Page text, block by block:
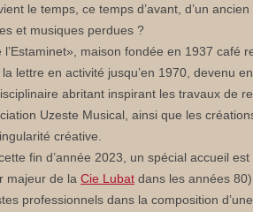
le temps, ce temps d’avant, d’un
et musiques perdues ?
l’Estaminet», maison fondée en 1937 café
lettre en activité jusqu’en 1970, devenu
abritant inspirant les travaux de
Uzeste Musical, ainsi que les
créative.
fin d’année 2023, un spécial accueil
majeur de laCie Lubat dans les années
professionnels dans la composition